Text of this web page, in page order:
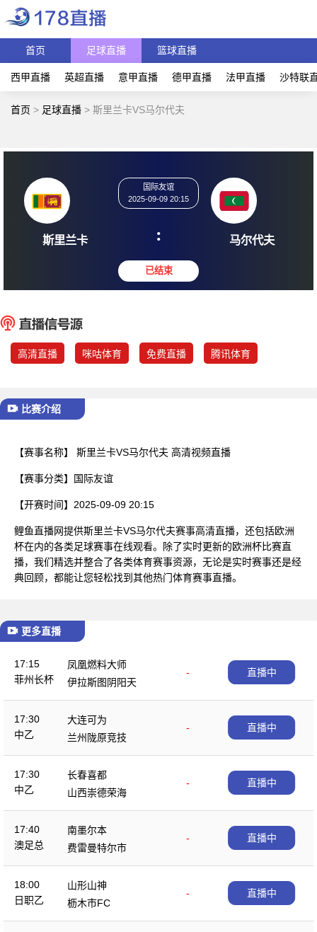
首页 足球直播 篮球直播
西甲直播 英超直播 意甲直播 德甲直播 法甲直播 沙特联
首页 > 足球直播 > 斯里兰卡VS马尔代夫
斯里兰卡
2025-09-09 20:15
: 马尔
高清直播 咪咕体育 免费直播 腾讯体育
比赛介绍
【赛事名称】 斯里兰卡VS马尔代夫 高清视频直播
【赛事分类】 国际友谊
【开赛时间】 2025-09-09 20:15
鲤鱼直播网提供斯里兰卡VS马尔代夫赛事高清直播，还包括欧洲
杯在内的各类足球赛事在线观看。除了实时更新的欧洲杯比赛直
播，我们精选并整合了各类体育赛事资源，无论是实时赛事还是经
典回顾，都能让您轻松找到其他热门体育赛事直播。
更多直播
17:15
菲州长杯
凤凰燃料大师
-
伊拉斯图阴阳天
直播中
17:30
中乙
大连可为
-
兰州陇原竞技
直播中
17:30
中乙
长春喜都
-
山西崇德荣海
直播中
17:40
澳足总
南墨尔本
-
费雷曼特尔市
直播中
18:00
日职乙
山形山神
-
枥木市FC
直播中